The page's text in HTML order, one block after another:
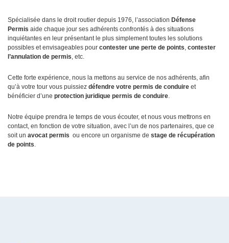
Spécialisée dans le droit routier depuis 1976, l’association Défense
Permis aide chaque jour ses adhérents confrontés à des situations
inquiétantes en leur présentant le plus simplement toutes les solutions
possibles et envisageables pour contester une perte de points, contester
l’annulation de permis, etc.
Cette forte expérience, nous la mettons au service de nos adhérents, afin
qu’à votre tour vous puissiez défendre votre permis de conduire et
bénéficier d’une protection juridique permis de conduire.
Notre équipe prendra le temps de vous écouter, et nous vous mettrons en
contact, en fonction de votre situation, avec l’un de nos partenaires, que ce
soit un avocat permis ou encore un organisme de stage de récupération
de points.